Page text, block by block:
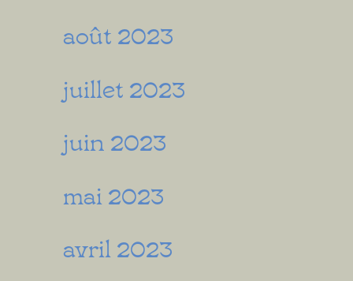
août 2023
juillet 2023
juin 2023
mai 2023
avril 2023